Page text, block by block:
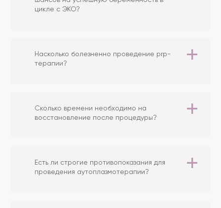
цикле с ЭКО?
Насколько болезненно проведение prp-
терапии?
Сколько времени необходимо на
восстановление после процедуры?
Есть ли строгие противопоказания для
проведения аутоплазмотерапии?